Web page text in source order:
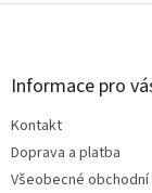
Z
Informace pro
Kontakt
Doprava a platba
Všeobecné